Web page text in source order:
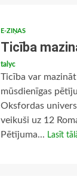
E-ZIŅAS
Ticība
talyc
Ticība var
mūsdienīgas
Oksfordas
veikuši uz 12
Pētījuma... Lasīt